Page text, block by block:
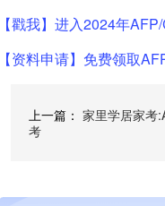
【戳我】进入2024年
【资料申请】免费领取
上一篇： 家里学居家考
考